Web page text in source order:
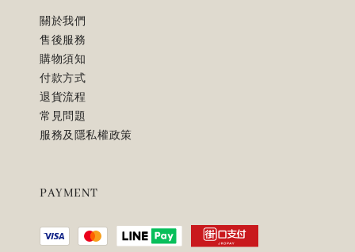
關於我們
售後服務
購物須知
付款方式
退貨流程
常見問題
服務及隱私權政策
PAYMENT